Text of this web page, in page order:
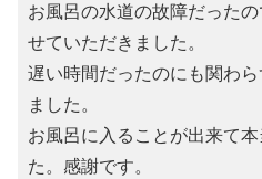
お風呂の水道の故障だった
せていただきました。
遅い時間だったのにも関わ
ました。
お風呂に入ることが出来て
た。感謝です。